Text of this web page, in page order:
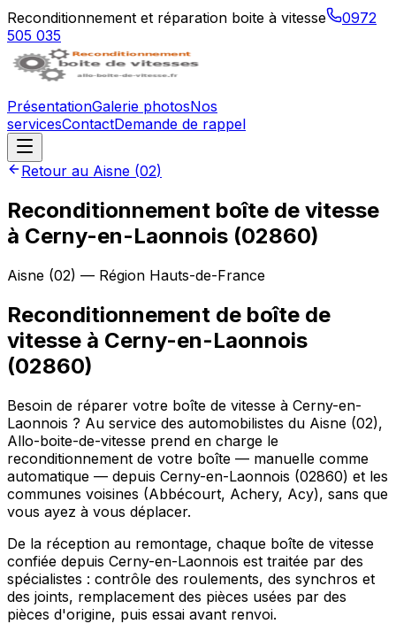
Reconditionnement et réparation boite à vitesse
0972
505 035
PrésentationGalerie photosNos
servicesContactDemande de rappel
Retour au Aisne (02)
Reconditionnement boîte de vitesse
à Cerny-en-Laonnois (02860)
Aisne (02) — Région Hauts-de-France
Reconditionnement de boîte de
vitesse à Cerny-en-Laonnois
(02860)
Besoin de réparer votre boîte de vitesse à Cerny-en-
Laonnois ? Au service des automobilistes du Aisne (02),
Allo-boite-de-vitesse prend en charge le
reconditionnement de votre boîte — manuelle comme
automatique — depuis Cerny-en-Laonnois (02860) et les
communes voisines (Abbécourt, Achery, Acy), sans que
vous ayez à vous déplacer.
De la réception au remontage, chaque boîte de vitesse
confiée depuis Cerny-en-Laonnois est traitée par des
spécialistes : contrôle des roulements, des synchros et
des joints, remplacement des pièces usées par des
pièces d'origine, puis essai avant renvoi.